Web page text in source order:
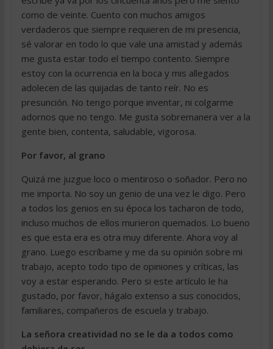
como de veinte. Cuento con muchos amigos
verdaderos que siempre requieren de mi presencia,
sé valorar en todo lo que vale una amistad y además
me gusta estar todo el tiempo contento. Siempre
estoy con la ocurrencia en la boca y mis allegados
adolecen de las quijadas de tanto reír. No es
presunción. No tengo porque inventar, ni colgarme
adornos que no tengo. Me gusta sobremanera ver a la
gente bien, contenta, saludable, vigorosa.
Por favor, al grano
Quizá me juzgue loco o mentiroso o soñador. Pero no
me importa. No soy un genio de una vez le digo. Pero
a todos los genios en su época los tacharon de todo,
incluso muchos de ellos murieron quemados. Lo bueno
es que esta era es otra muy diferente. Ahora voy al
grano. Luego escríbame y me da su opinión sobre mi
trabajo, acepto todo tipo de opiniones y críticas, las
voy a estar esperando. Pero si este artículo le ha
gustado, por favor, hágalo extenso a sus conocidos,
familiares, compañeros de escuela y trabajo.
La señora creatividad no se le da a todos como